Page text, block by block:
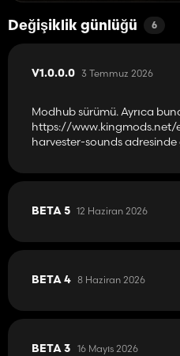
Değişiklik günlüğü 6
V1.0.0.0 3 Temmuz 2026
Modhub sürümü. Ayrıca
https://
harvester-sounds
BETA 5 12 Haziran 2026
BETA 4 8 Haziran 2026
BETA 3 16 Mayıs 2026